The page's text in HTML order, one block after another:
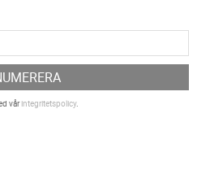
vårintegritetspolicy.